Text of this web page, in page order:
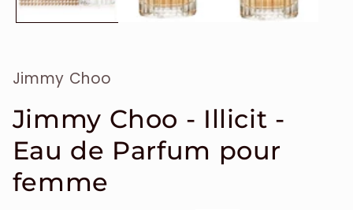
Jimmy Choo
Jimmy Choo - Illicit -
Eau de Parfum pour
femme